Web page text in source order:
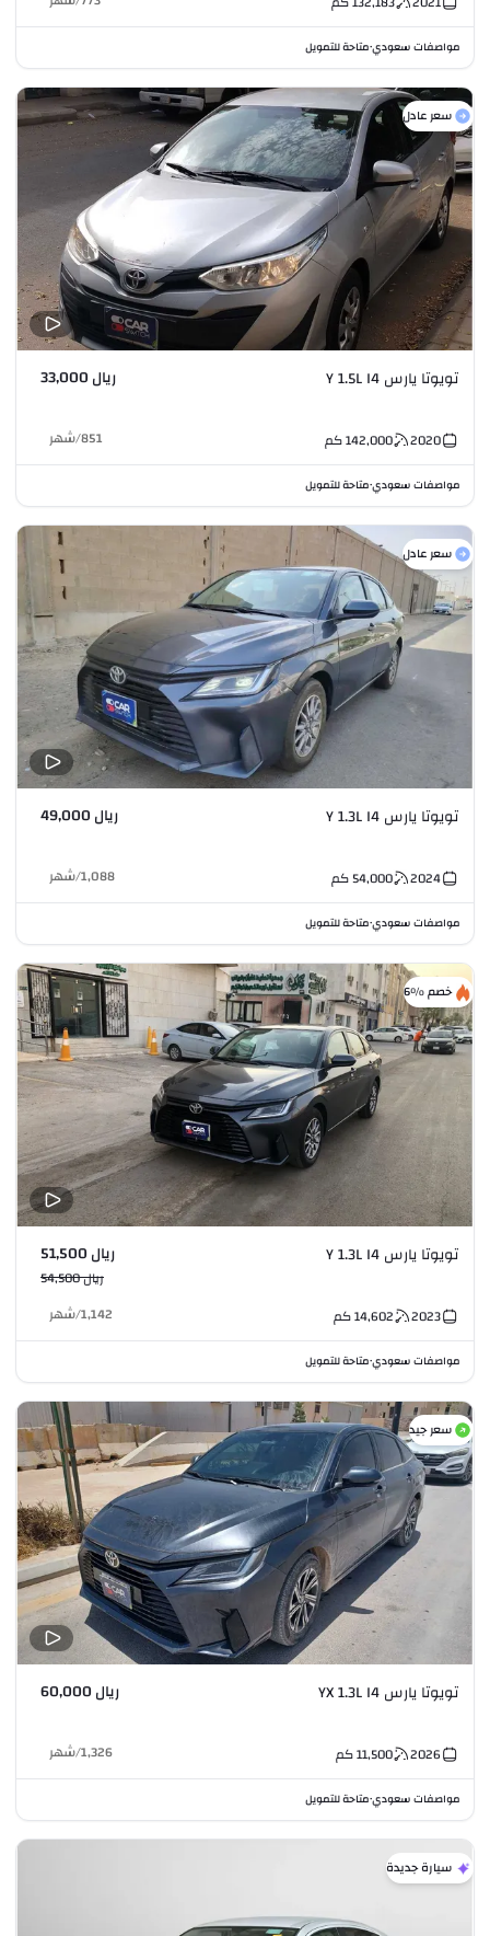
مواصفات سعودي•متاحة للتمويل
سعر عادل
تويوتا يارس Y 1.5L I4 ريال 33,000
2020
142,000كم 851
/شهر
مواصفات سعودي•متاحة للتمويل
سعر عادل
تويوتا يارس Y 1.3L I4 ريال 49,000
2024
54,000كم 1,088
/شهر
مواصفات سعودي•متاحة للتمويل
خصم %6
تويوتا يارس Y 1.3L I4 ريال 51,500
ريال 54,500
2023
14,602كم 1,142
/شهر
مواصفات سعودي•متاحة للتمويل
سعر جيد
تويوتا يارس YX 1.3L I4 ريال 60,000
2026
11,500كم 1,326
/شهر
مواصفات سعودي•متاحة للتمويل
سيارة جديدة